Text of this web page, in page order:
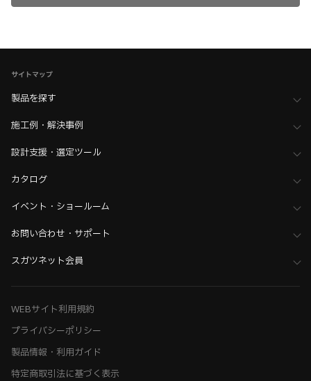
サイトマップ
製品を探す
施工例・解決事例
設計支援・選定ツール
カタログ
イベント・ショールーム
お問い合わせ・サポート
スガツネット会員
WEBサイト利用規約
プライバシーポリシー
製品情報・利用ガイド
特定商取引法に基づく表示